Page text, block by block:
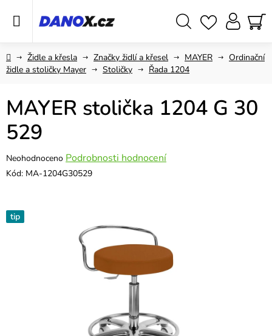
DomůŽidle a křesla Značky židlí a křesel MAYER
Ordinační
židle a stoličky Mayer
Stoličky Řada 1204
MAYER stolička 1204 G 30
529
Průměrné
hodnocení
0,0
z
Neohodnoceno Podrobnosti hodnocení
Kód: MA-1204G30529
tip